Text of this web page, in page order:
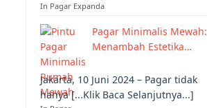
In Pagar Expanda
Pagar Minimalis Mewah:
Menambah Estetika…
Jakarta, 10 Juni 2024 – Pagar tidak
hanya [...Klik Baca Selanjutnya...]